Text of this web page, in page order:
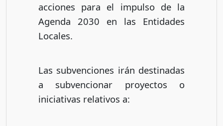
acciones para el impulso de la
Agenda 2030 en las Entidades
Locales.
Las subvenciones irán destinadas
a subvencionar proyectos o
iniciativas relativos a: